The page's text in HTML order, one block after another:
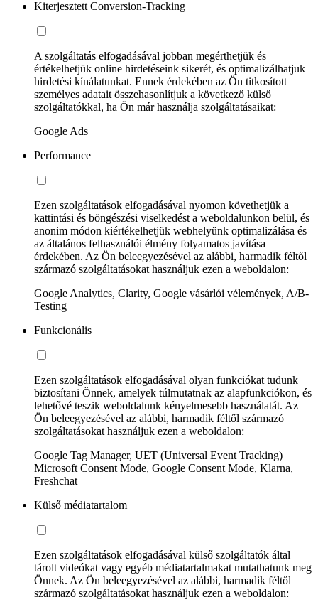
Kiterjesztett Conversion-Tracking
A szolgáltatás elfogadásával jobban megérthetjük és
értékelhetjük online hirdetéseink sikerét, és optimalizálhatjuk
hirdetési kínálatunkat. Ennek érdekében az Ön titkosított
személyes adatait összehasonlítjuk a következő külső
szolgáltatókkal, ha Ön már használja szolgáltatásaikat:
Google Ads
Performance
Ezen szolgáltatások elfogadásával nyomon követhetjük a
kattintási és böngészési viselkedést a weboldalunkon belül, és
anonim módon kiértékelhetjük webhelyünk optimalizálása és
az általános felhasználói élmény folyamatos javítása
érdekében. Az Ön beleegyezésével az alábbi, harmadik féltől
származó szolgáltatásokat használjuk ezen a weboldalon:
Google Analytics, Clarity, Google vásárlói vélemények, A/B-
Testing
Funkcionális
Ezen szolgáltatások elfogadásával olyan funkciókat tudunk
biztosítani Önnek, amelyek túlmutatnak az alapfunkciókon, és
lehetővé teszik weboldalunk kényelmesebb használatát. Az
Ön beleegyezésével az alábbi, harmadik féltől származó
szolgáltatásokat használjuk ezen a weboldalon:
Google Tag Manager, UET (Universal Event Tracking)
Microsoft Consent Mode, Google Consent Mode, Klarna,
Freshchat
Külső médiatartalom
Ezen szolgáltatások elfogadásával külső szolgáltatók által
tárolt videókat vagy egyéb médiatartalmakat mutathatunk meg
Önnek. Az Ön beleegyezésével az alábbi, harmadik féltől
származó szolgáltatásokat használjuk ezen a weboldalon: